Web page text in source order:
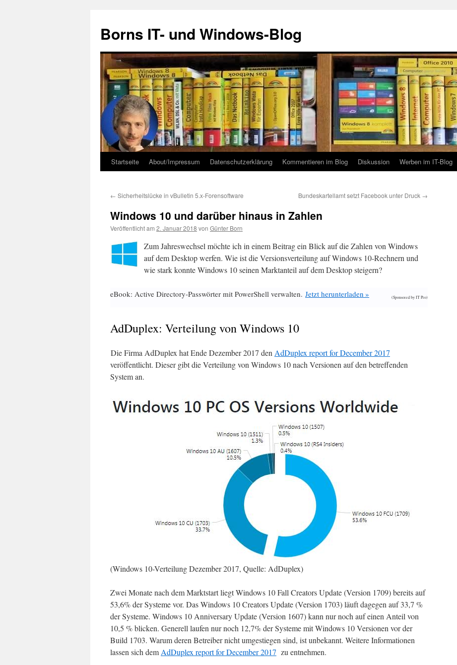
springen
Borns IT- und Windows-Blog
Startseite About/Impressum Datenschutzerklärung Kommentieren im Blog Diskussion Werben im IT-Blog
← Sicherheitslücke in vBulletin 5.x-Forensoftware Bundeskartellamt setzt Facebook unter Druck →
Windows 10 und darüber hinaus in Zahlen
Veröffentlicht am 2. Januar 2018 von Günter Born
Zum Jahreswechsel möchte ich in einem Beitrag ein Blick auf die Zahlen von Windows
auf dem Desktop werfen. Wie ist die Versionsverteilung auf Windows 10-Rechnern und
wie stark konnte Windows 10 seinen Marktanteil auf dem Desktop steigern?
eBook: Active Directory-Passwörter mit PowerShell verwalten. Jetzt herunterladen » (Sponsored by IT Pro)
AdDuplex: Verteilung von Windows 10
Die Firma AdDuplex hat Ende Dezember 2017 den AdDuplex report for December 2017
veröffentlicht. Dieser gibt die Verteilung von Windows 10 nach Versionen auf den betreffenden
System an.
(Windows 10-Verteilung Dezember 2017, Quelle: AdDuplex)
Zwei Monate nach dem Marktstart liegt Windows 10 Fall Creators Update (Version 1709) bereits auf
53,6% der Systeme vor. Das Windows 10 Creators Update (Version 1703) läuft dagegen auf 33,7 %
der Systeme. Windows 10 Anniversary Update (Version 1607) kann nur noch auf einen Anteil von
10,5 % blicken. Generell laufen nur noch 12,7% der Systeme mit Windows 10 Versionen vor der
Build 1703. Warum deren Betreiber nicht umgestiegen sind, ist unbekannt. Weitere Informationen
lassen sich dem AdDuplex report for December 2017 zu entnehmen.